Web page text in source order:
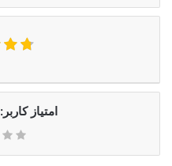
امتیاز کاربر: